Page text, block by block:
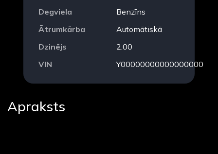
Degviela
Benzīns
Ātrumkārba
Automātiskā
Dzinējs
2.00
VIN
Y00000000000000000
Apraksts